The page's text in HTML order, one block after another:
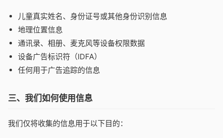
儿童真实姓名、身份证号或其他身份识别信息
地理位置信息
通讯录、相册、麦克风等设备权限数据
设备广告标识符（IDFA）
任何用于广告追踪的信息
三、我们如何使用信息
我们仅将收集的信息用于以下目的：